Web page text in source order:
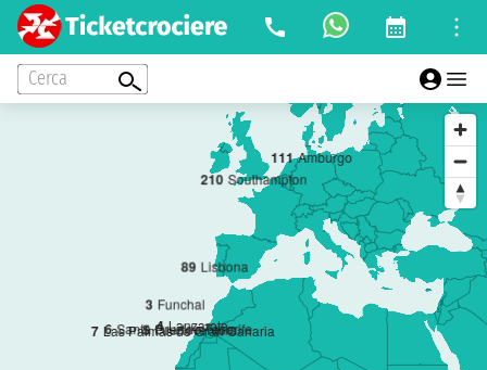
Cerca
111 Amburgo
210 Southampton
3 Funchal
4 Lanzarote
5 Fuerteventura
6 Santa Cruz de Tenerife
7 Las Palmas de Gran Canaria
89 Lisbona